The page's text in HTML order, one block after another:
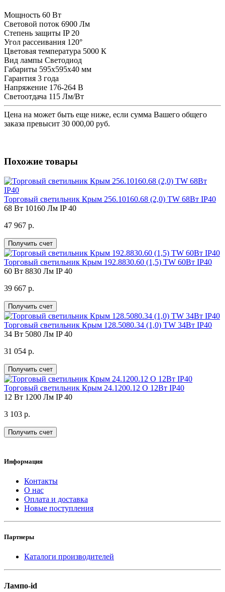
Мощность 60 Вт
Световой поток 6900 Лм
Степень защиты IP 20
Угол рассеивания 120°
Цветовая температура 5000 К
Вид лампы Светодиод
Габариты 595х595х40 мм
Гарантия 3 года
Напряжение 176-264 В
Светоотдача 115 Лм/Вт
Цена на может быть еще ниже, если сумма Вашего общего
заказа превысит 30 000,00 руб.
Похожие товары
Торговый светильник Крым 256.10160.68 (2,0) TW 68Вт IP40
68 Вт 10160 Лм IP 40
47 967 р.
Получить счет
Торговый светильник Крым 192.8830.60 (1,5) TW 60Вт IP40
60 Вт 8830 Лм IP 40
39 667 р.
Получить счет
Торговый светильник Крым 128.5080.34 (1,0) TW 34Вт IP40
34 Вт 5080 Лм IP 40
31 054 р.
Получить счет
Торговый светильник Крым 24.1200.12 О 12Вт IP40
12 Вт 1200 Лм IP 40
3 103 р.
Получить счет
Информация
Контакты
О нас
Оплата и доставка
Новые поступления
Партнеры
Каталоги производителей
Лампо-id